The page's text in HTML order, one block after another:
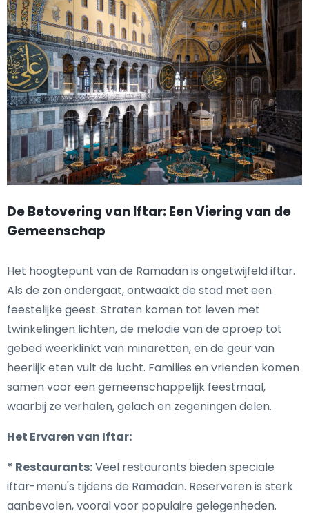
De Betovering van Iftar: Een Viering van de
Gemeenschap
Het hoogtepunt van de Ramadan is ongetwijfeld iftar.
Als de zon ondergaat, ontwaakt de stad met een
feestelijke geest. Straten komen tot leven met
twinkelingen lichten, de melodie van de oproep tot
gebed weerklinkt van minaretten, en de geur van
heerlijk eten vult de lucht. Families en vrienden komen
samen voor een gemeenschappelijk feestmaal,
waarbij ze verhalen, gelach en zegeningen delen.
Het Ervaren van Iftar:
* Restaurants:Veel restaurants bieden speciale
iftar-menu's tijdens de Ramadan. Reserveren is sterk
aanbevolen, vooral voor populaire gelegenheden.